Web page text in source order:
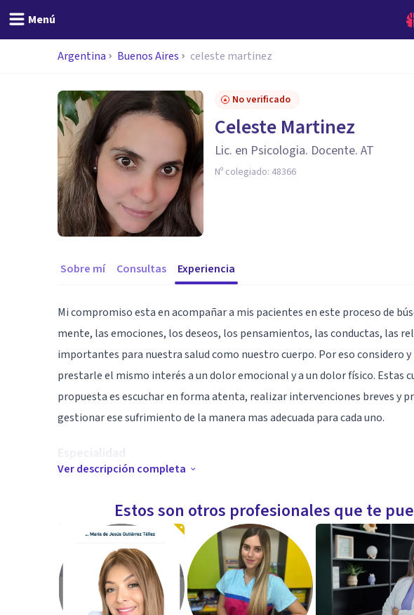
Menú
Argentina Buenos Aires celeste martinez
No verificado
Celeste Martinez
Lic. en Psicologia. Docente. AT
Nº colegiado: 48366
Sobre mí Consultas Experiencia
Mi compromiso esta en acompañar a mis pacientes en este proceso de
mente, las emociones, los deseos, los pensamientos, las conductas, las
importantes para nuestra salud como nuestro cuerpo. Por eso considero
prestarle el mismo interés a un dolor emocional y a un dolor físico. Estas
propuesta es escuchar en forma atenta, realizar intervenciones breves y
gestionar ese sufrimiento de la manera mas adecuada para cada uno.
Especialidad
Tengo experiencia en atencion clinica en consultorio en Ansiedad, estres,
Atencion a niños, adolescentes y adultos.
Aptitudes
Una mirada integral, humanizada y considerando las necesidades de cada
Ver descripción completa
Estos son otros profesionales que te